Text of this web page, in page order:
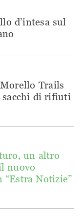
d’intesa sul
Trails
sacchi di rifiuti
un altro
nuovo
“Estra Notizie”